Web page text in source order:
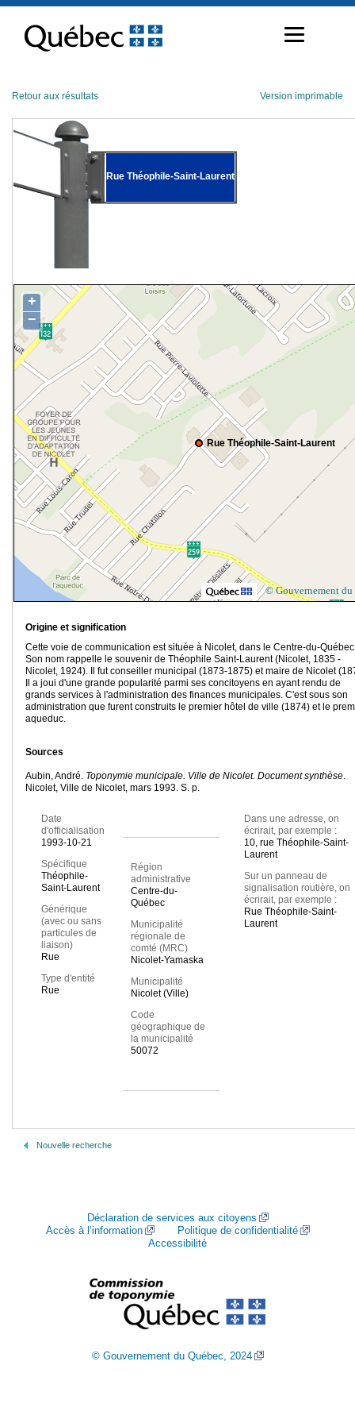
contenu
Retour aux résultats Version imprimable
Rue Théophile-Saint-Laurent
Rue Théophile-Saint-Laurent
+
−
© Gouvernement du
Origine et signification
Cette voie de communication est située à Nicolet, dans le Centre-du-
Son nom rappelle le souvenir de Théophile Saint-Laurent (Nicolet, 1835 -
Nicolet, 1924). Il fut conseiller municipal (1873-1875) et maire de Nicolet
Il a joui d'une grande popularité parmi ses concitoyens en ayant rendu de
grands services à l'administration des finances municipales. C'est sous son
administration que furent construits le premier hôtel de ville (1874) et le
aqueduc.
Sources
Aubin, André. Toponymie municipale. Ville de Nicolet. Document synthèse.
Nicolet, Ville de Nicolet, mars 1993. S. p.
Date
d'officialisation
1993-10-21
Spécifique
Théophile-
Saint-Laurent
Générique
(avec ou sans
particules de
liaison)
Rue
Type d'entité
Rue
Région
administrative
Centre-du-
Québec
Municipalité
régionale de
comté (MRC)
Nicolet-Yamaska
Municipalité
Nicolet (Ville)
Code
géographique de
la municipalité
50072
Dans une adresse, on
écrirait, par exemple :
10, rue Théophile-Saint-
Laurent
Sur un panneau de
signalisation routière, on
écrirait, par exemple :
Rue Théophile-Saint-
Laurent
Nouvelle recherche
Déclaration de services aux citoyens
Accès à l’information
Politique de confidentialité
Accessibilité
© Gouvernement du Québec, 2024